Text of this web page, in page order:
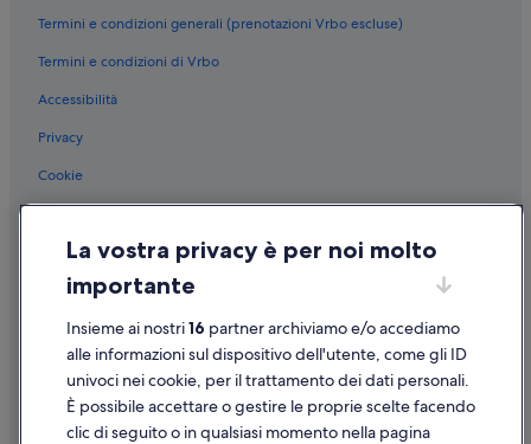
Termini e condizioni generali (prenotazioni Vrbo escluse)
Termini e condizioni di Vrbo
Accessibilità
Privacy
Cookie
Informazioni legali/Contatti
Linee guida sui contenuti e segnalazione dei contenuti
Supporto
Assistenza clienti
Contattaci
La vostra privacy è per noi molto
importante
Insieme ai nostri16 partner archiviamo e/o accediamo
alle informazioni sul dispositivo dell'utente, come gli ID
univoci nei cookie, per il trattamento dei dati personali.
È possibile accettare o gestire le proprie scelte facendo
clic di seguito o in qualsiasi momento nella pagina